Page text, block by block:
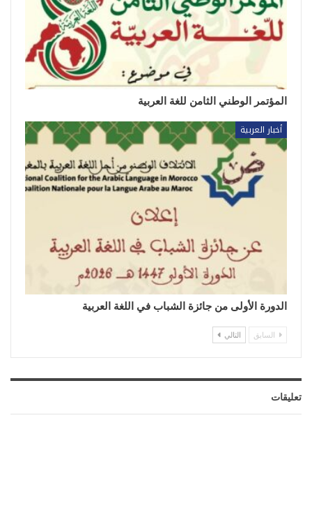
المؤتمر الوطني الثامن للغة العربية
أخبار العربية
الدورة الأولى من جائزة الشباب في اللغة العربية
السابق التالي
تعليقات